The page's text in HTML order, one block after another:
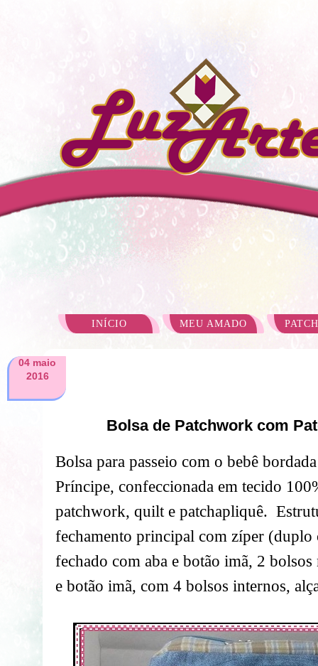
INÍCIO MEU AMADO
04 maio
2016
Bolsa de Patchwork com
Bolsa para passeio com o bebê
Príncipe, confeccionada em tecido
patchwork, quilt e patchapliquê.
fechamento principal com zíper (duplo
fechado com aba e botão imã, 2 bolsos
e botão imã, com 4 bolsos internos,